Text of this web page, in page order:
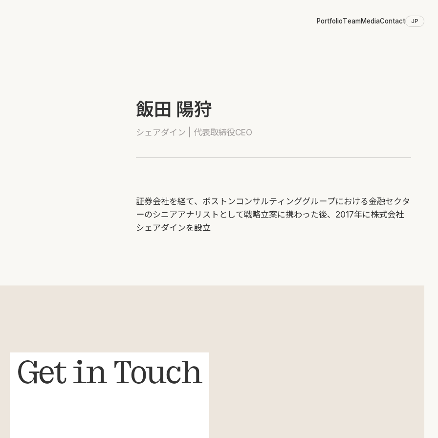
PortfolioTeamMediaContact JP
飯田 陽狩
シェアダイン | 代表取締役CEO
証券会社を経て、ボストンコンサルティンググループにおける金融セクタ
ーのシニアアナリストとして戦略立案に携わった後、2017年に株式会社
シェアダインを設立
Get in Touch